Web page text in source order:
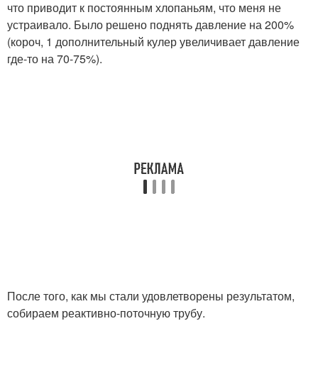
что приводит к постоянным хлопаньям, что меня не
устраивало. Было решено поднять давление на 200%
(короч, 1 дополнительный кулер увеличивает давление
где-то на 70-75%).
После того, как мы стали удовлетворены результатом,
собираем реактивно-поточную трубу.